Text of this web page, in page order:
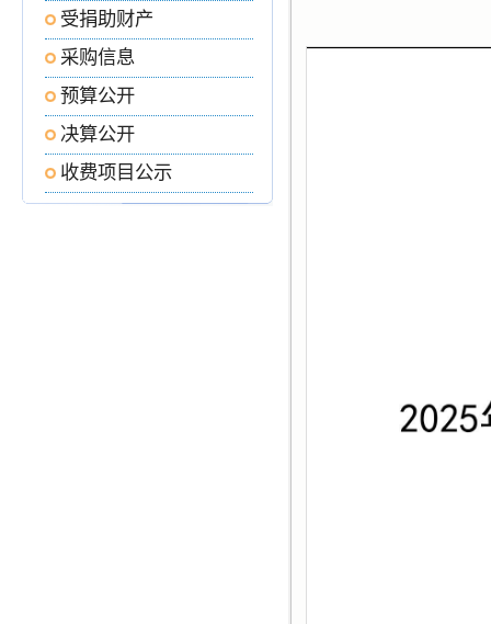
受捐助财产
采购信息
预算公开
决算公开
收费项目公示